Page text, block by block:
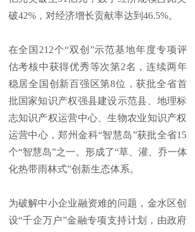
破42%，对经济增长贡献率达到46.5%。
在全国212个“双创”示范基地年度专项评
估考核中获得优秀等次第2名，连续两年
稳居全国创新百强区第8位，获批全省首
批国家知识产权强县建设示范县、地理标
志知识产权运营中心、生物农业知识产权
运营中心，郑州金科“智慧岛”获批全省15
个“智慧岛”之一。形成了“草、灌、乔一体
化热带雨林式”创新生态体系。
为破解中小企业融资难的问题，金水区创
设“千企万户”金融专项支持计划，由政府